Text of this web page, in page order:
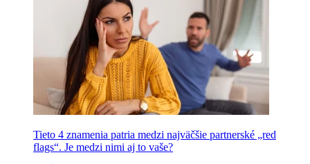
Tieto 4 znamenia patria medzi najväčšie partnerské „red
flags“. Je medzi nimi aj to vaše?